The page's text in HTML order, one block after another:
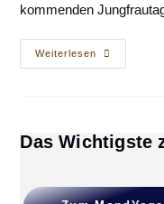
kommenden
Weiterlesen
Mond
Im
Energie
Das Wichtigste